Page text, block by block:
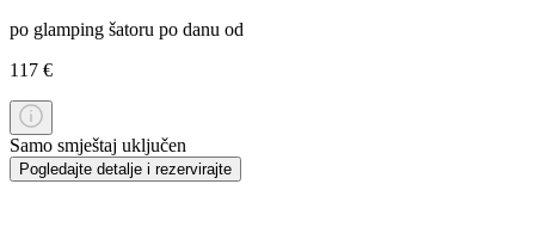
po glamping šatoru po danu od
117 €
Samo smještaj uključen
Pogledajte detalje i rezervirajte